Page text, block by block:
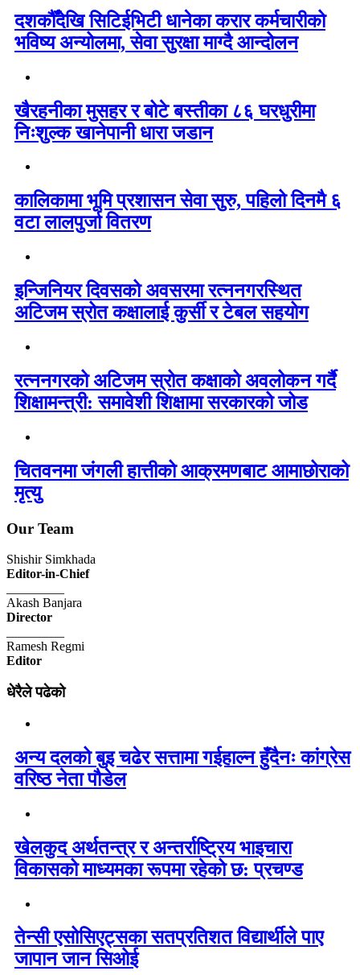
दशकौँदेखि सिटिईभिटी धानेका करार कर्मचारीको
भविष्य अन्योलमा, सेवा सुरक्षा माग्दै आन्दोलन
खैरहनीका मुसहर र बोटे बस्तीका ८६ घरधुरीमा
निःशुल्क खानेपानी धारा जडान
कालिकामा भूमि प्रशासन सेवा सुरु, पहिलो दिनमै ६
वटा लालपुर्जा वितरण
इन्जिनियर दिवसको अवसरमा रत्ननगरस्थित
अटिजम स्रोत कक्षालाई कुर्सी र टेबल सहयोग
रत्ननगरको अटिजम स्रोत कक्षाको अवलोकन गर्दै
शिक्षामन्त्री: समावेशी शिक्षामा सरकारको जोड
चितवनमा जंगली हात्तीको आक्रमणबाट आमाछोराको
मृत्यु
Our Team
Shishir Simkhada
Editor-in-Chief
Akash Banjara
Director
Ramesh Regmi
Editor
धेरैले पढेको
अन्य दलको बुइ चढेर सत्तामा गईहाल्न हुँदैनः कांग्रेस
वरिष्ठ नेता पौडेल
खेलकुद अर्थतन्त्र र अन्तर्राष्ट्रिय भाइचारा
विकासको माध्यमका रूपमा रहेको छ: प्रचण्ड
तेन्सी एसोसिएट्सका सतप्रतिशत विद्यार्थीले पाए
जापान जान सिओई